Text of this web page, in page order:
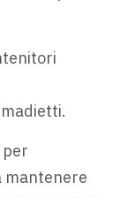
mantenere